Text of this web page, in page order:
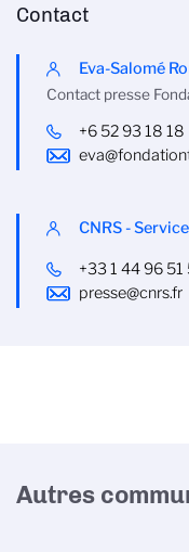
Contact
Eva-Salomé
Contact presse
+6 52 93 18 18
CNRS -
+33 1 44 96 51
presse@cnrs.fr
Autres